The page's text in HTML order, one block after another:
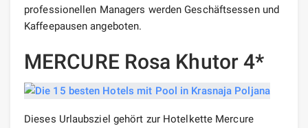
professionellen Managers werden Geschäftsessen und
Kaffeepausen angeboten.
MERCURE Rosa Khutor 4*
Dieses Urlaubsziel gehört zur Hotelkette Mercure